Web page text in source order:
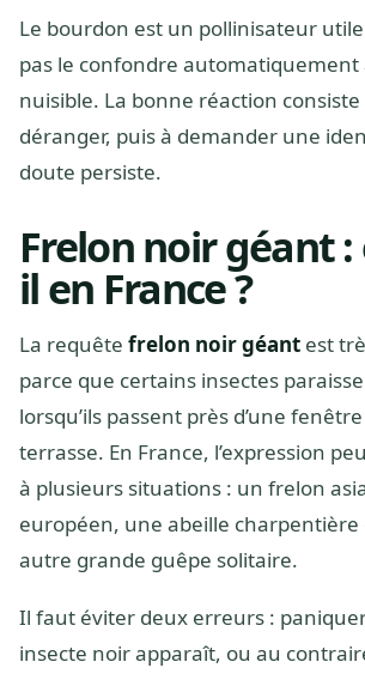
Le bourdon est un pollinisateur
pas le confondre automatiquement
nuisible. La bonne réaction
déranger, puis à demander une
doute persiste.
Frelon noir géant
il en France ?
La requête frelon noir géant est
parce que certains insectes
lorsqu’ils passent près d’une
terrasse. En France, l’expression
à plusieurs situations : un frelon
européen, une abeille
autre grande guêpe solitaire.
Il faut éviter deux erreurs :
insecte noir apparaît, ou au